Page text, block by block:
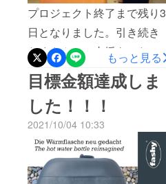
らくお待ちください！
プロジェクト終了まで残り3
日となりました。引き続き
たくさんのご支援をいただ
き、誠にありがとうござい
ます。スマートボトルは、
湯たんぽを初めて使う方に
も、すでにヘビーユーザー
という方にも、きっと満足
いただける新感覚湯たんぽ
もっと見る
目標金額達成しま
した！！！
2021/10/04 10:33